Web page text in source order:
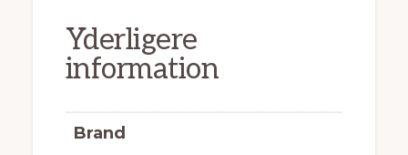
Yderligere
information
Brand